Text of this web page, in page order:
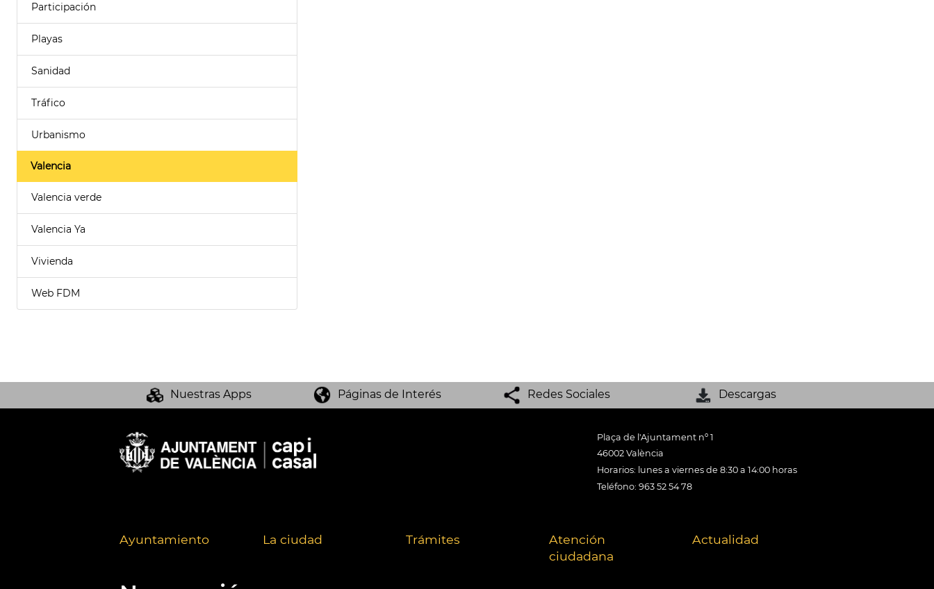
Participación
Playas
Sanidad
Tráfico
Urbanismo
Valencia
Valencia verde
Valencia Ya
Vivienda
Web FDM
Nuestras Apps Páginas de Interés Redes Sociales Descargas
Plaça de l'Ajuntament nº 1
46002 València
Horarios: lunes a viernes de 8:30 a 14:00 horas
Teléfono: 963 52 54 78
Ayuntamiento La ciudad Trámites
Atención
ciudadana
Actualidad